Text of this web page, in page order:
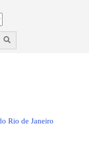
Rio de Janeiro